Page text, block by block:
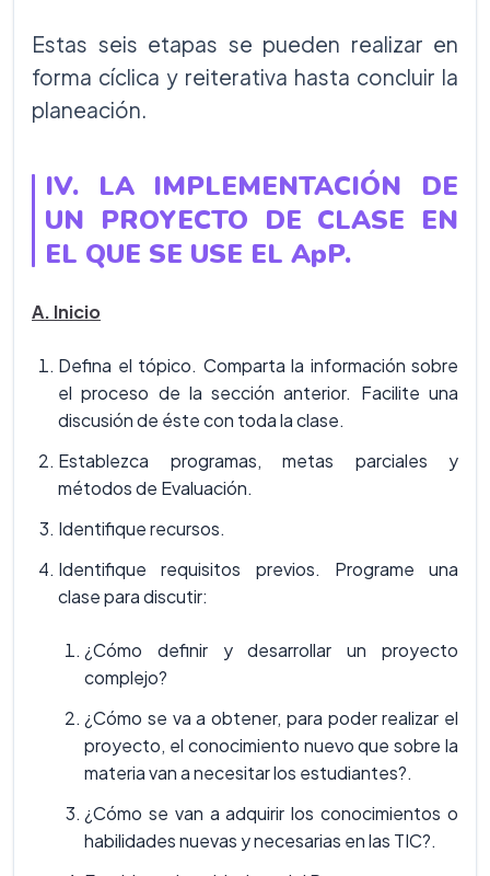
Estas seis etapas se pueden realizar en
forma cíclica y reiterativa hasta concluir la
planeación.
IV. LA IMPLEMENTACIÓN DE
UN PROYECTO DE CLASE EN
EL QUE SE USE EL ApP.
A. Inicio
Defina el tópico. Comparta la información sobre
el proceso de la sección anterior. Facilite una
discusión de éste con toda la clase.
Establezca programas, metas parciales y
métodos de Evaluación.
Identifique recursos.
Identifique requisitos previos. Programe una
clase para discutir:
¿Cómo definir y desarrollar un proyecto
complejo?
¿Cómo se va a obtener, para poder realizar el
proyecto, el conocimiento nuevo que sobre la
materia van a necesitar los estudiantes?.
¿Cómo se van a adquirir los conocimientos o
habilidades nuevas y necesarias en las TIC?.